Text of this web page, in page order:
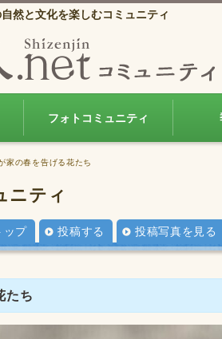
然と文化を楽しむコミュニティ
フォトコミュニティ
家の春を告げる花たち
ニティ
ップ 投稿する 投稿写真を見る
たち